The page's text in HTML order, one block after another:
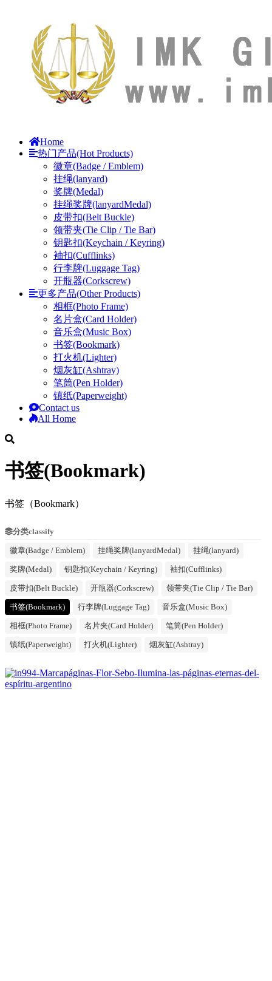
Home
热门产品(Hot Products)
徽章(Badge / Emblem)
挂绳(lanyard)
奖牌(Medal)
挂绳奖牌(lanyardMedal)
皮带扣(Belt Buckle)
领带夹(Tie Clip / Tie Bar)
钥匙扣(Keychain / Keyring)
袖扣(Cufflinks)
行李牌(Luggage Tag)
开瓶器(Corkscrew)
更多产品(Other Products)
相框(Photo Frame)
名片盒(Card Holder)
音乐盒(Music Box)
书签(Bookmark)
打火机(Lighter)
烟灰缸(Ashtray)
笔筒(Pen Holder)
镇纸(Paperweight)
Contact us
All Home
书签(Bookmark)
书签（Bookmark）
分类classify
徽章(Badge / Emblem) 挂绳奖牌(lanyardMedal) 挂绳(lanyard)
奖牌(Medal) 钥匙扣(Keychain / Keyring) 袖扣(Cufflinks)
皮带扣(Belt Buckle) 开瓶器(Corkscrew) 领带夹(Tie Clip / Tie Bar)
书签(Bookmark) 行李牌(Luggage Tag) 音乐盒(Music Box)
相框(Photo Frame) 名片夹(Card Holder) 笔筒(Pen Holder)
镇纸(Paperweight) 打火机(Lighter) 烟灰缸(Ashtray)